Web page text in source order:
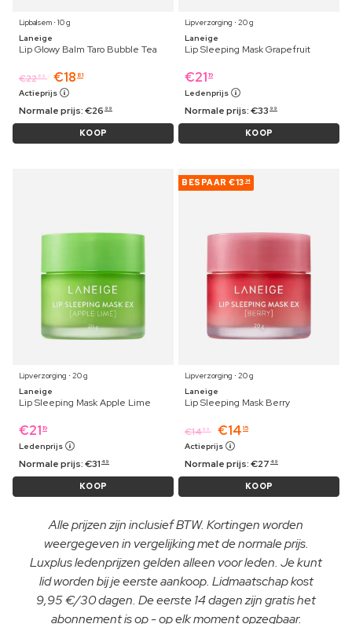
Lipbalsem ⋅ 10 g
Laneige
Lip Glowy Balm Taro Bubble Tea
€22 89 €18 81
Actieprijs
Normale prijs:€26 99
KOOP
Lipverzorging ⋅ 20 g
Laneige
Lip Sleeping Mask Grapefruit
€21 19
Ledenprijs
Normale prijs:€33 99
KOOP
Lipverzorging ⋅ 20 g
Laneige
Lip Sleeping Mask Apple Lime
€21 19
Ledenprijs
Normale prijs:€31 49
KOOP
BESPAAR €13 34
Lipverzorging ⋅ 20 g
Laneige
Lip Sleeping Mask Berry
€1459 €14 15
Actieprijs
Normale prijs:€27 49
KOOP
Alle prijzen zijn inclusief BTW. Kortingen worden
weergegeven in vergelijking met de normale prijs.
Luxplus ledenprijzen gelden alleen voor leden. Je kunt
lid worden bij je eerste aankoop. Lidmaatschap kost
9,95 €/30 dagen. De eerste 14 dagen zijn gratis het
abonnement is op - op elk moment opzegbaar.